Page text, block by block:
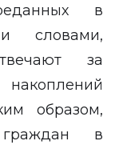
в
словами,
за
образом,
граждан в